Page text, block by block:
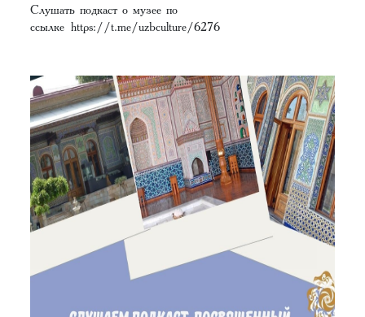
Слушать подкаст о музее по
ссылкеhttps://t.me/uzbculture/6276